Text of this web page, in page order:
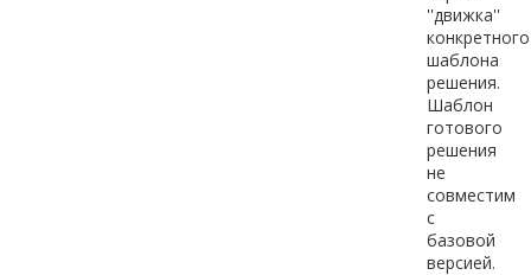
''движка''
конкретного
шаблона
решения.
Шаблон
готового
решения
не
совместим
с
базовой
версией.